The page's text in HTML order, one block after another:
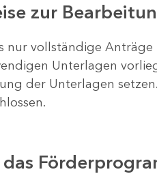
zur
nur vollständige
Unterlagen
der Unterlagen